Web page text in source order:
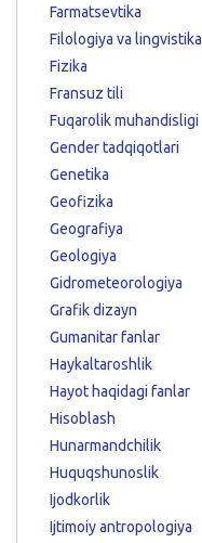
Farmatsevtika
Filologiya va lingvistika
Fizika
Fransuz tili
Fuqarolik muhandisligi
Gender tadqiqotlari
Genetika
Geofizika
Geografiya
Geologiya
Gidrometeorologiya
Grafik dizayn
Gumanitar fanlar
Haykaltaroshlik
Hayot haqidagi fanlar
Hisoblash
Hunarmandchilik
Huquqshunoslik
Ijodkorlik
Ijtimoiy antropologiya